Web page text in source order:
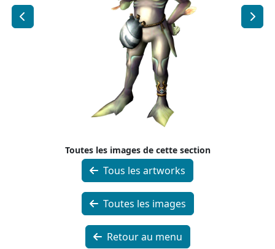
Toutes les images de cette section
Tous les artworks
Toutes les images
Retour au menu